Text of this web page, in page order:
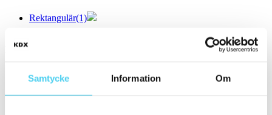
Samtycke Information Om
Rektangulär(1)
Filtrera efter storlek:
Mosaik(1)